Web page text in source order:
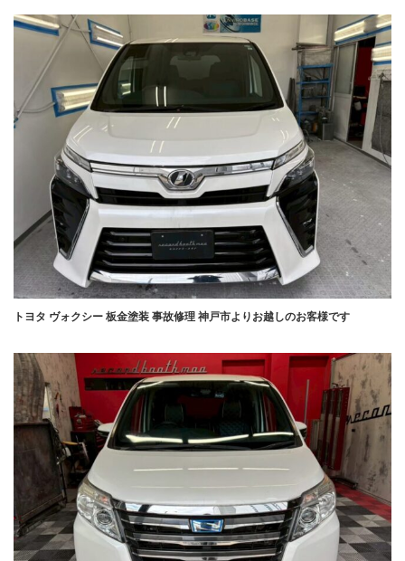
トヨタ ヴォクシー 板金塗装 事故修理 神戸市よりお越しのお客様です